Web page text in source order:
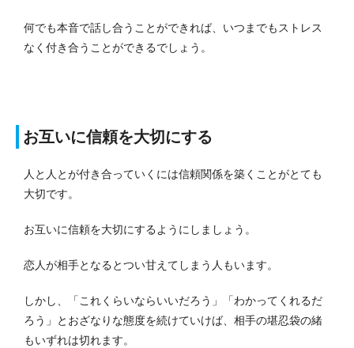
何でも本音で話し合うことができれば、いつまでもストレス
なく付き合うことができるでしょう。
お互いに信頼を大切にする
人と人とが付き合っていくには信頼関係を築くことがとても
大切です。
お互いに信頼を大切にするようにしましょう。
恋人が相手となるとつい甘えてしまう人もいます。
しかし、「これくらいならいいだろう」「わかってくれるだ
ろう」とおざなりな態度を続けていけば、相手の堪忍袋の緒
もいずれは切れます。